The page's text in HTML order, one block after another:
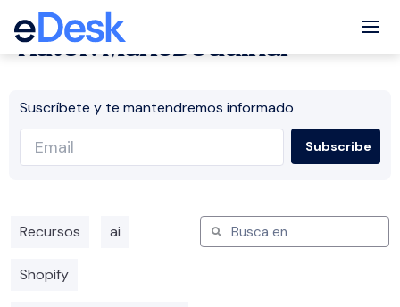
Autor:MarieBoudinar
Suscríbete y te mantendremos informado
Recursos ai
Shopify